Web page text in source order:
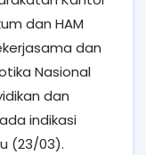
dan HAM
dan
Nasional
dan
indikasi
(23/03).